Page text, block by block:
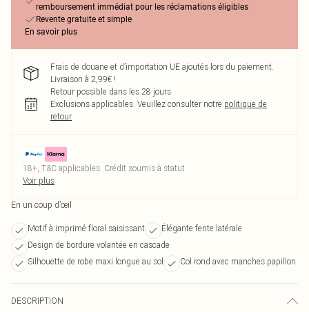
remboursement immédiat pour les réclamations éligibles
Revente gratuite et simple
En savoir plus
Frais de douane et d’importation UE ajoutés lors du paiement.
Livraison à 2,99€ !
Retour possible dans les 28 jours
Exclusions applicables. Veuillez consulter notre politique de
retour
18+, T&C applicables. Crédit soumis à statut
Voir plus
En un coup d’œil
Motif à imprimé floral saisissant
Élégante fente latérale
Design de bordure volantée en cascade
Silhouette de robe maxi longue au sol
Col rond avec manches papillon
DESCRIPTION